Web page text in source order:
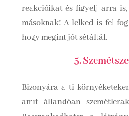
reakcióikat és figyelj arra
másoknak! A lelked is fel
hogy megint jót sétáltál.
5.
Bizonyára a ti
amit állandóan